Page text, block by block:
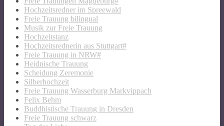
Hochzeitsredner im Spreewald
Freie Trauung bilingual
Musik zur Freie Trauung
Hochzeitstanz
Hochzeitsrednerin aus Stuttgart#
Freie Trauung in NRW#
Heidnische Trauung
Scheidung Zeremonie
Silberhochzeit
Freie Trauung Wasserburg Markvippach
Felix Behm
Buddhistische Trauung in Dresden
Freie Trauung schwarz